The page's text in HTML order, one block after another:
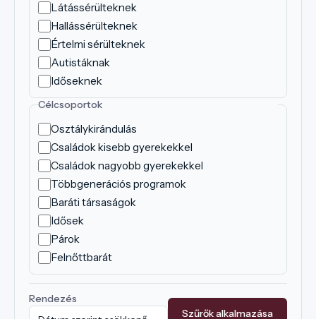
Látássérülteknek
Hallássérülteknek
Értelmi sérülteknek
Autistáknak
Időseknek
Célcsoportok
Osztálykirándulás
Családok kisebb gyerekekkel
Családok nagyobb gyerekekkel
Többgenerációs programok
Baráti társaságok
Idősek
Párok
Felnőttbarát
Rendezés
Szűrők alkalmazása